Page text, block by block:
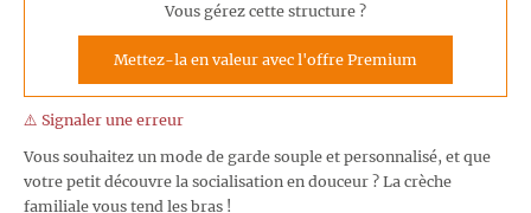
Vous gérez cette structure ?
Mettez-la en valeur avec l'offre Premium
⚠️ Signaler une erreur
Vous souhaitez un mode de garde souple et personnalisé, et que
votre petit découvre la socialisation en douceur ? La crèche
familiale vous tend les bras !